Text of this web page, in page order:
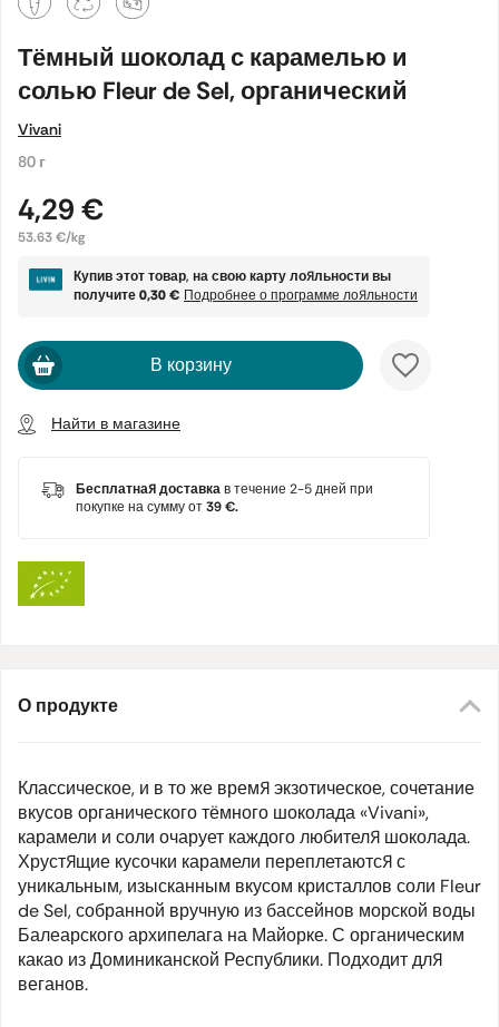
Тёмный шоколад с карамелью и
солью Fleur de Sel, органический
Vivani
80 г
4,29 €
53.63 €/kg
Купив этот товар, на свою карту лояльности вы
получите0,30 € Подробнее о программе лояльности
В корзину
Найти в магазине
Бесплатная доставкав течение 2-5 дней при
покупке на сумму от39 €.
О продукте
Классическое, и в то же время экзотическое, сочетание
вкусов органического тёмного шоколада «Vivani»,
карамели и соли очарует каждого любителя шоколада.
Хрустящие кусочки карамели переплетаются с
уникальным, изысканным вкусом кристаллов соли Fleur
de Sel, собранной вручную из бассейнов морской воды
Балеарского архипелага на Майорке. С органическим
какао из Доминиканской Республики. Подходит для
веганов.